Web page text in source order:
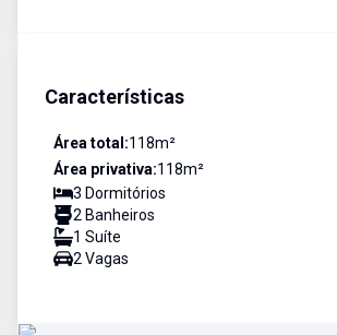
Características
Área total:118m²
Área privativa:118m²
3 Dormitórios
2 Banheiros
1 Suíte
2 Vagas